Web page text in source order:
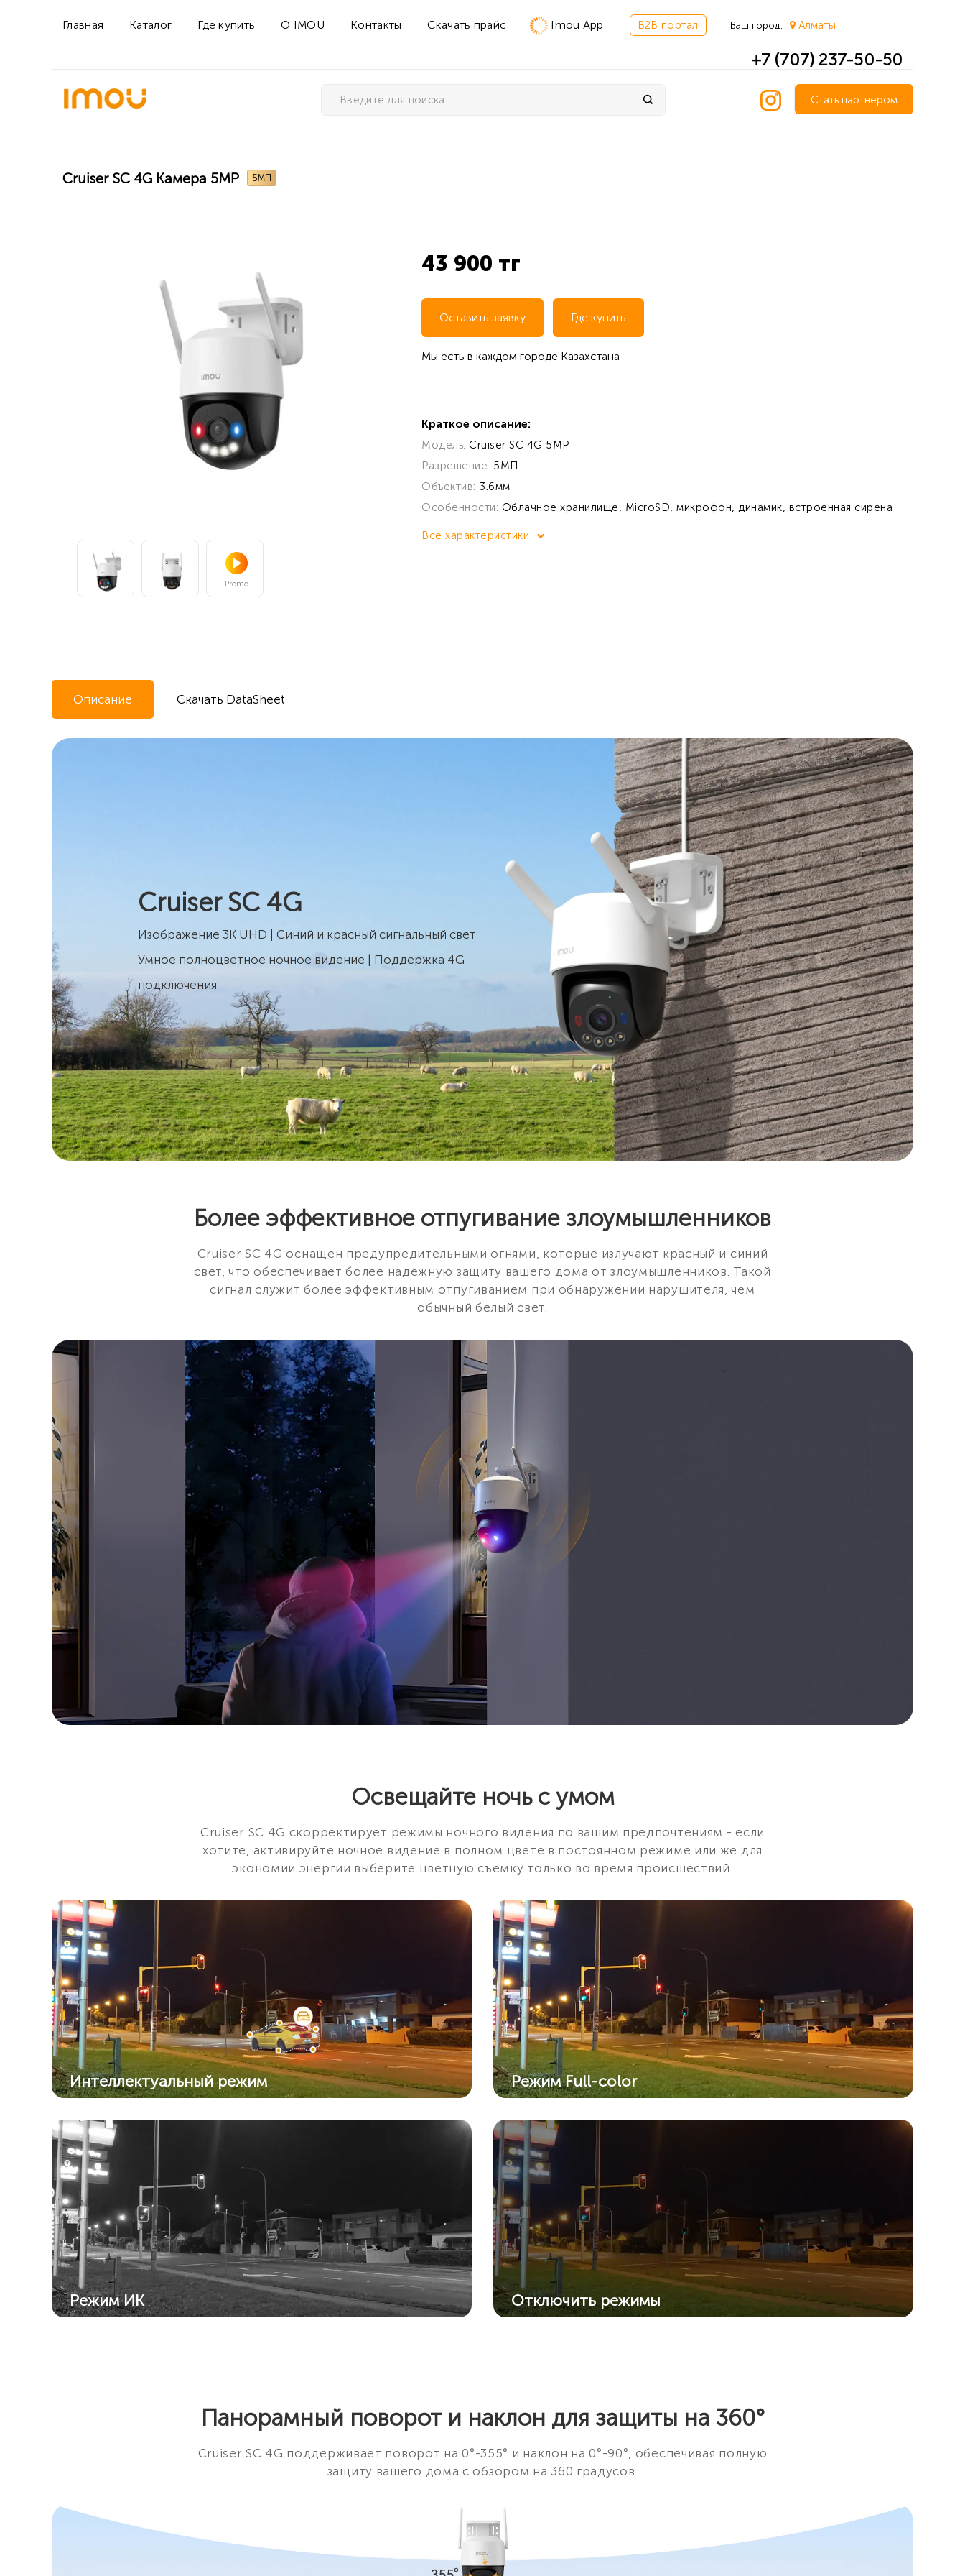
Главная Каталог Где купить О IMOU Контакты Скачать прайс Imou App B2B портал Ваш город: Алматы
+7 (707) 237-50-50
Стать партнером
Cruiser SC 4G Камера 5MP 5МП
Promo
43 900 тг
Оставить заявку Где купить
Мы есть в каждом городе Казахстана
Краткое описание:
Модель: Cruiser SC 4G 5MP
Разрешение: 5МП
Объектив: 3.6мм
Особенности: Облачное хранилище, MicroSD, микрофон, динамик, встроенная сирена
Все характеристики
Описание Скачать DataSheet
Cruiser SC 4G
Изображение 3K UHD | Синий и красный сигнальный свет
Умное полноцветное ночное видение | Поддержка 4G
подключения
Более эффективное отпугивание злоумышленников
Cruiser SC 4G оснащен предупредительными огнями, которые излучают красный и синий
свет, что обеспечивает более надежную защиту вашего дома от злоумышленников. Такой
сигнал служит более эффективным отпугиванием при обнаружении нарушителя, чем
обычный белый свет.
Освещайте ночь с умом
Cruiser SC 4G скорректирует режимы ночного видения по вашим предпочтениям - если
хотите, активируйте ночное видение в полном цвете в постоянном режиме или же для
экономии энергии выберите цветную съемку только во время происшествий.
Интеллектуальный режим
Камера автоматически перейдет в цветной
режим из режима ИК, когда обнаружит
подозрительный объект.
Режим Full-color
Благодаря встроенному прожектору
ночное видение теперь работает в
полноцветном режиме.
Режим ИК
Усовершенствованный ИК-алгоритм
Отключить режимы
Отключите все режимы ночного видения,
Панорамный поворот и наклон для защиты на 360°
Cruiser SC 4G поддерживает поворот на 0°-355° и наклон на 0°-90°, обеспечивая полную
защиту вашего дома с обзором на 360 градусов.